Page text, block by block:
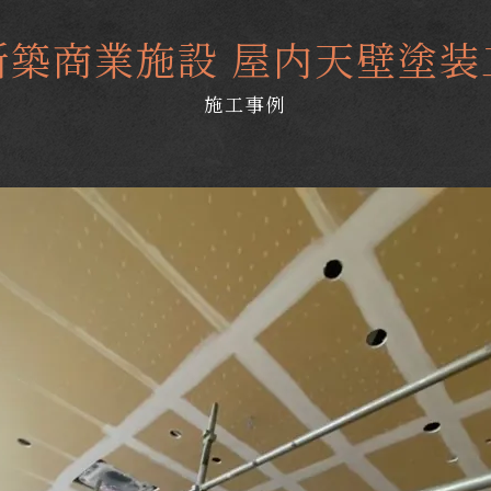
施工事例
商業施設 屋内天壁塗